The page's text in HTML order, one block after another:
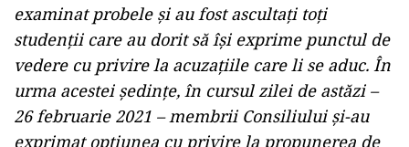
examinat probele şi au fost ascultaţi toţi
studenţii care au dorit să îşi exprime punctul de
vedere cu privire la acuzaţiile care li se aduc. În
urma acestei şedinţe, în cursul zilei de astăzi –
26 februarie 2021 – membrii Consiliului şi-au
exprimat opţiunea cu privire la propunerea de